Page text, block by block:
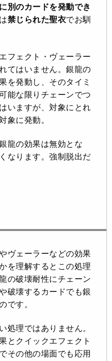
別のカードを発動でき
禁じられた聖衣でお馴
フェクト・ヴェーラー
てはいません。銀龍の
を発動し、そのタイミ
能な限りチェーンでつ
いますが、対象にとれ
象に発動。
龍の効果は無効とな
なります。強制脱出だ
ヴェーラーなどの効果
を理解するとこの処理
の破壊耐性にチェーン
破壊するカードでも銀
です。
処理ではありません。
とクイックエフェクト
その他の場面でも応用